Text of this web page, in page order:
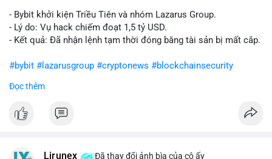
- Bybit khởi kiện Triều Tiên và nhóm Lazarus Group.
- Lý do: Vụ hack chiếm đoạt 1,5 tỷ USD.
- Kết quả: Đã nhận lệnh tạm thời đóng băng tài sản bị mất cắp.
#bybit #lazarusgroup #cryptonews #blockchainsecurity
$btc $eth
#vlikevn #titanbot
Đọc thêm
Lirunex Đã thay đổi ảnh bìa của cô ấy